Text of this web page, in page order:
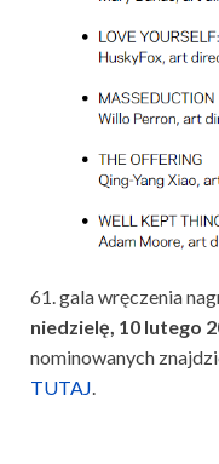
61. gala wręczenia
niedzielę, 10 lutego
nominowanych
TUTAJ.